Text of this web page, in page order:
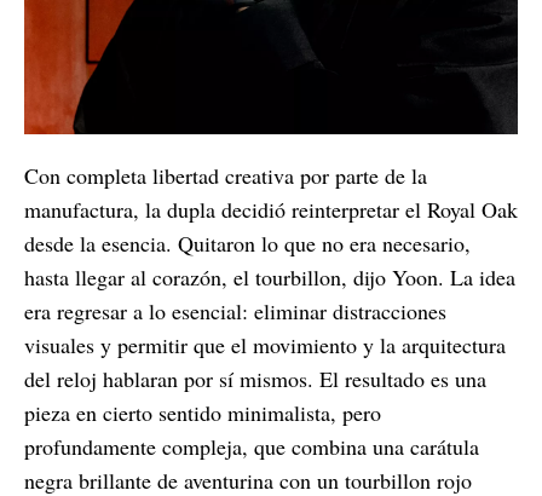
Con completa libertad creativa por parte de la
manufactura, la dupla decidió reinterpretar el Royal Oak
desde la esencia. Quitaron lo que no era necesario,
hasta llegar al corazón, el tourbillon, dijo Yoon. La idea
era regresar a lo esencial: eliminar distracciones
visuales y permitir que el movimiento y la arquitectura
del reloj hablaran por sí mismos. El resultado es una
pieza en cierto sentido minimalista, pero
profundamente compleja, que combina una carátula
negra brillante de aventurina con un tourbillon rojo